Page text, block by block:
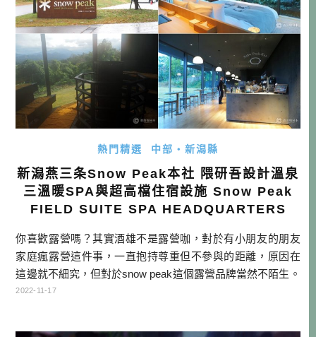
熱門精選 中部・新潟縣
新潟燕三条Snow Peak本社 隈研吾設計溫泉
三溫暖SPA與超高檔住宿設施 Snow Peak
FIELD SUITE SPA HEADQUARTERS
你喜歡露營嗎？其實酒雄不是露營咖，對於有小朋友的朋友
家庭瘋露營這件事，一直抱持尊重但不參與的距離，原因在
這邊就不細究，但對於snow peak這個露營品牌當然不陌生。
畢竟snow peak以勢如破竹之勢，短短十年已經在東京一部上
2022-11-17